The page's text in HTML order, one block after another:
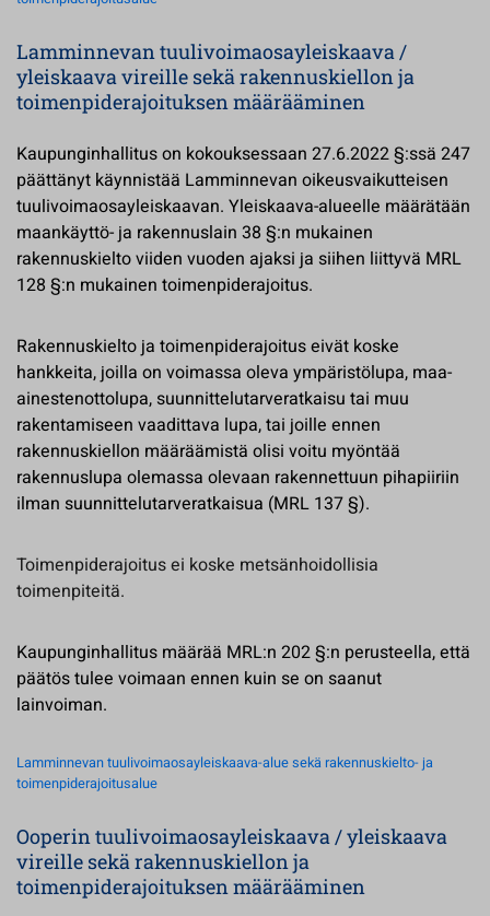
Lamminnevan tuulivoimaosayleiskaava /
yleiskaava vireille sekä rakennuskiellon ja
toimenpiderajoituksen määrääminen
Kaupunginhallitus on kokouksessaan 27.6.2022 §:ssä 247
päättänyt käynnistää Lamminnevan oikeusvaikutteisen
tuulivoimaosayleiskaavan. Yleiskaava-alueelle määrätään
maankäyttö- ja rakennuslain 38 §:n mukainen
rakennuskielto viiden vuoden ajaksi ja siihen liittyvä MRL
128 §:n mukainen toimenpiderajoitus.
Rakennuskielto ja toimenpiderajoitus eivät koske
hankkeita, joilla on voimassa oleva ympäristölupa, maa-
ainestenottolupa, suunnittelutarveratkaisu tai muu
rakentamiseen vaadittava lupa, tai joille ennen
rakennuskiellon määräämistä olisi voitu myöntää
rakennuslupa olemassa olevaan rakennettuun pihapiiriin
ilman suunnittelutarveratkaisua (MRL 137 §).
Toimenpiderajoitus ei koske metsänhoidollisia
toimenpiteitä.
Kaupunginhallitus määrää MRL:n 202 §:n perusteella, että
päätös tulee voimaan ennen kuin se on saanut
lainvoiman.
Lamminnevan tuulivoimaosayleiskaava-alue sekä rakennuskielto- ja
toimenpiderajoitusalue
Ooperin tuulivoimaosayleiskaava / yleiskaava
vireille sekä rakennuskiellon ja
toimenpiderajoituksen määrääminen